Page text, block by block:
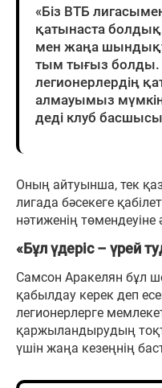
«Біз ВТБ
қатынаста
мен жаңа
тым тығыз болды.
легионерлердің
алмауымыз
деді клуб
Оның айтуынша, тек
лигада бәсекеге
нәтиженің төмендеуіне
«Бұл үдеріс – үрей
Самсон Аракелян бұл
қабылдау керек деп
легионерлерге
қаржыландырудың
үшін жаңа кезеңнің